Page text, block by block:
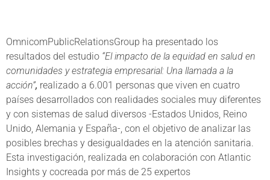
OmnicomPublicRelationsGroup ha presentado los
resultados del estudio “El impacto de la equidad en salud en
comunidades y estrategia empresarial: Una llamada a la
acción”, realizado a 6.001 personas que viven en cuatro
países desarrollados con realidades sociales muy diferentes
y con sistemas de salud diversos -Estados Unidos, Reino
Unido, Alemania y España-, con el objetivo de analizar las
posibles brechas y desigualdades en la atención sanitaria.
Esta investigación, realizada en colaboración con Atlantic
Insights y cocreada por más de 25 expertos